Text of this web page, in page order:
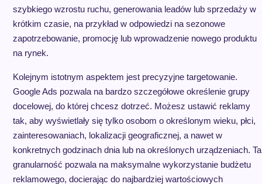
szybkiego wzrostu ruchu, generowania leadów lub sprzedaży w
krótkim czasie, na przykład w odpowiedzi na sezonowe
zapotrzebowanie, promocję lub wprowadzenie nowego produktu
na rynek.
Kolejnym istotnym aspektem jest precyzyjne targetowanie.
Google Ads pozwala na bardzo szczegółowe określenie grupy
docelowej, do której chcesz dotrzeć. Możesz ustawić reklamy
tak, aby wyświetlały się tylko osobom o określonym wieku, płci,
zainteresowaniach, lokalizacji geograficznej, a nawet w
konkretnych godzinach dnia lub na określonych urządzeniach. Ta
granularność pozwala na maksymalne wykorzystanie budżetu
reklamowego, docierając do najbardziej wartościowych